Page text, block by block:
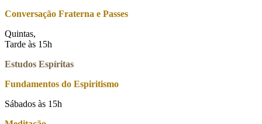
Conversação Fraterna e Passes
Quintas,
Tarde às 15h
Estudos Espíritas
Fundamentos do Espiritismo
Sábados às 15h